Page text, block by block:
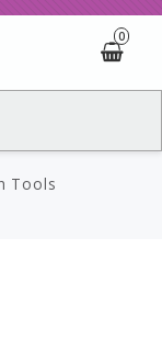
0
Tools